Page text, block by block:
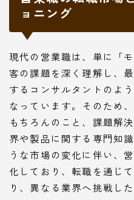
ョニング
現代の営業職は、単に「
客の課題を深く理解し、
するコンサルタントのよ
なっています。そのため
もちろんのこと、課題解
界や製品に関する専門知
うな市場の変化に伴い、
化しており、転職を通じ
り、異なる業界へ挑戦し